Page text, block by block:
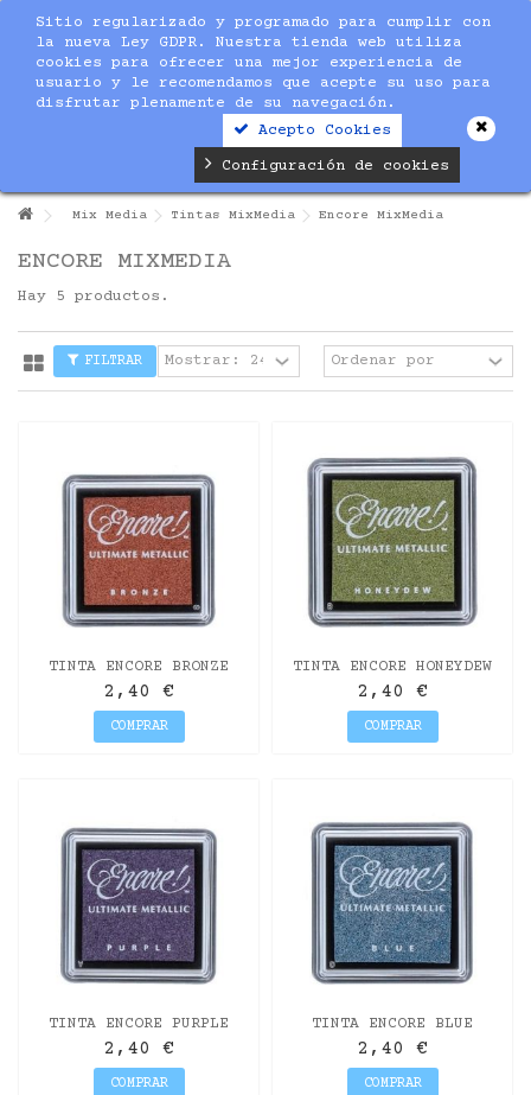
Sitio regularizado y programado para cumplir con
la nueva Ley GDPR. Nuestra tienda web utiliza
cookies para ofrecer una mejor experiencia de
usuario y le recomendamos que acepte su uso para
disfrutar plenamente de su navegación.
Acepto Cookies
Configuración de cookies
Mix Media Tintas MixMedia Encore MixMedia
ENCORE MIXMEDIA
Hay 5 productos.
FILTRAR
TINTA ENCORE BRONZE
METALLIC 12GR.
2,40 €
COMPRAR
TINTA ENCORE HONEYDEW
METALLIC 12GR.
2,40 €
COMPRAR
TINTA ENCORE PURPLE
METALLIC 12GR.
2,40 €
COMPRAR
TINTA ENCORE BLUE
METALLIC 12GR.
2,40 €
COMPRAR